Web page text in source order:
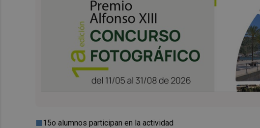
15o alumnos participan en la actividad